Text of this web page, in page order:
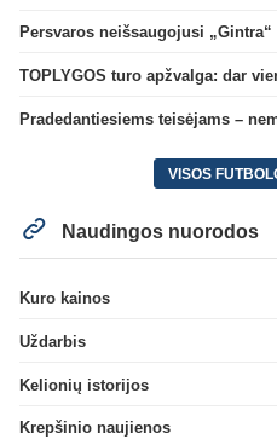
TOPLYGOS turo apžvalga: dar
VISOS
Naudingos nuorodos
Kuro kainos
Uždarbis
Kelionių istorijos
Krepšinio naujienos